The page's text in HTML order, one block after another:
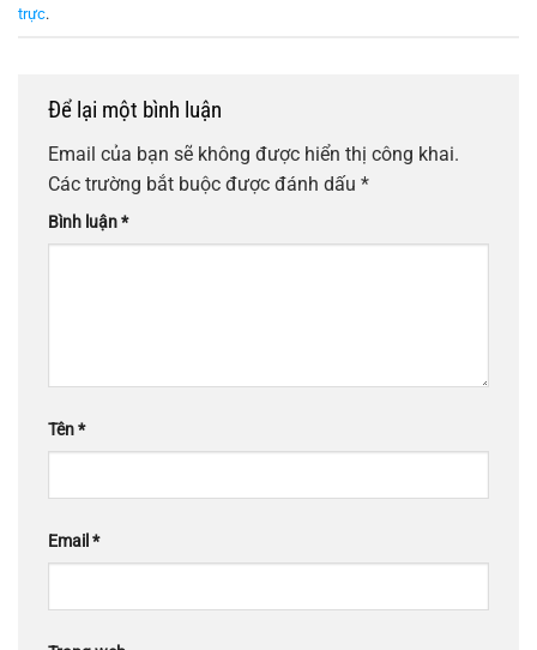
trực.
Để lại một bình luận
Email của bạn sẽ không được hiển thị công khai.
Các trường bắt buộc được đánh dấu *
Bình luận*
Tên*
Email *